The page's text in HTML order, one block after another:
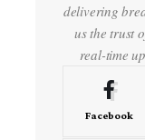
delivering
us the trust
real-time
Facebook